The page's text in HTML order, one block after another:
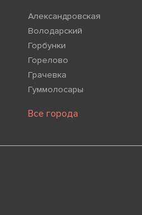
Александровская
Володарский
Горбунки
Горелово
Грачевка
Гуммолосары
Все города